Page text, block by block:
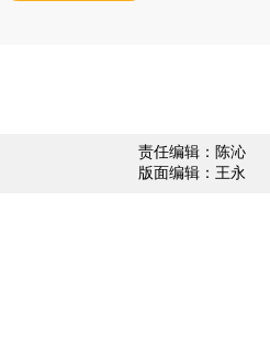
责任编辑：陈沁
版面编辑：王永